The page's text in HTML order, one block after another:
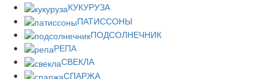
КУКУРУЗА
ПАТИССОНЫ
ПОДСОЛНЕЧНИК
РЕПА
СВЕКЛА
СПАРЖА